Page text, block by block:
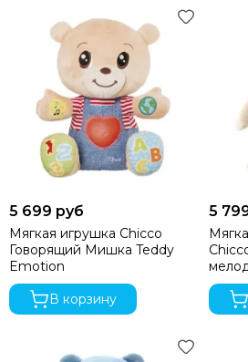
5 699 руб
Мягкая игрушка Chicco
Говорящий Мишка Teddy
Emotion
В корзину
5